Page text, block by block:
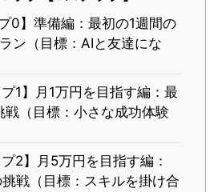
0】準備編：最初の1週間の
ン（目標：AIと友達にな
プ1】月1万円を目指す編：最
戦（目標：小さな成功体験
2】月5万円を目指す編：
戦（目標：スキルを掛け合